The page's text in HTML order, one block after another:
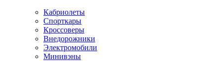
Кабриолеты
Спорткары
Кроссоверы
Внедорожники
Электромобили
Минивэны